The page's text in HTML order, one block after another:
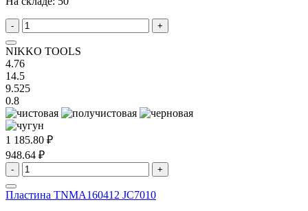
- +
NIKKO TOOLS
4.76
14.5
9.525
0.8
1 185.80 ₽
948.64 ₽
- +
Пластина TNMA160412 JC7010